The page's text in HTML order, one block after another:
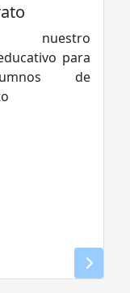
nuestro
para
de